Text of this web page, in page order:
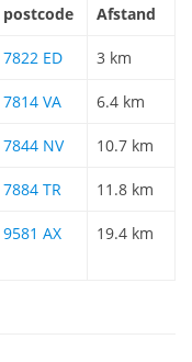
postcode Afstand
7822 ED 3 km
7814 VA 6.4 km
7844 NV 10.7 km
7884 TR 11.8 km
9581 AX 19.4 km